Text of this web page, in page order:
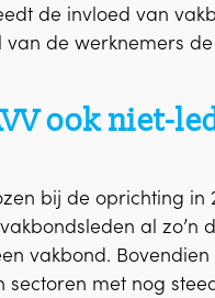
de invloed van
de werknemers
ook niet-
bij de oprichting
al zo’n
vakbond.
sectoren met nog